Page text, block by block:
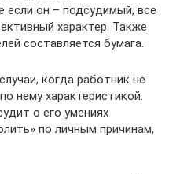
если он – подсудимый, все
характер. Также
составляется бумага.
когда работник не
нему характеристикой.
о его умениях
по личным причинам,